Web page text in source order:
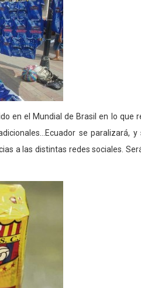
en el Mundial de Brasil en lo que
se paralizará, y
a las distintas redes sociales.